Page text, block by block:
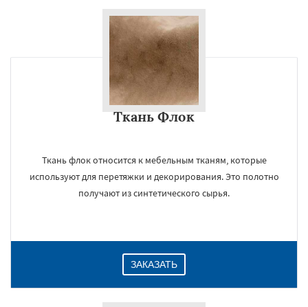
Ткань Флок
Ткань флок относится к мебельным тканям, которые
используют для перетяжки и декорирования. Это полотно
получают из синтетического сырья.
ЗАКАЗАТЬ